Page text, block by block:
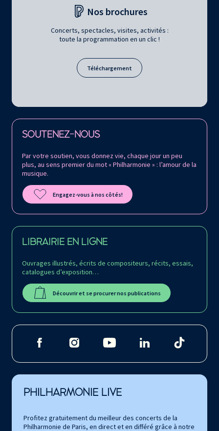
Nos brochures
Concerts, spectacles, visites, activités :
toute la programmation en un clic !
Téléchargement
SOUTENEZ-NOUS
Par votre soutien, vous donnez vie, chaque jour un peu
plus, au sens premier du mot « Philharmonie » : l’amour de la
musique.
Engagez-vous à nos côtés!
LIBRAIRIE EN LIGNE
Ouvrages illustrés, écrits de compositeurs, récits, essais,
catalogues d’exposition…
Découvrir et se procurer nos publications
Retrouvez la Philharmonie de Paris sur
PHILHARMONIE LIVE
Profitez gratuitement du meilleur des concerts de la
Philharmonie de Paris, en direct et en différé grâce à notre